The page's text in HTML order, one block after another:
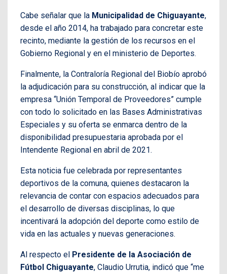
Cabe señalar que la Municipalidad de Chiguayante,
desde el año 2014, ha trabajado para concretar este
recinto, mediante la gestión de los recursos en el
Gobierno Regional y en el ministerio de Deportes.
Finalmente, la Contraloría Regional del Biobío aprobó
la adjudicación para su construcción, al indicar que la
empresa “Unión Temporal de Proveedores” cumple
con todo lo solicitado en las Bases Administrativas
Especiales y su oferta se enmarca dentro de la
disponibilidad presupuestaria aprobada por el
Intendente Regional en abril de 2021.
Esta noticia fue celebrada por representantes
deportivos de la comuna, quienes destacaron la
relevancia de contar con espacios adecuados para
el desarrollo de diversas disciplinas, lo que
incentivará la adopción del deporte como estilo de
vida en las actuales y nuevas generaciones.
Al respecto el Presidente de la Asociación de
Fútbol Chiguayante, Claudio Urrutia, indicó que “me